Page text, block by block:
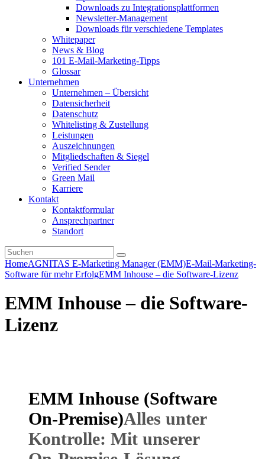
Downloads zu Integrationsplattformen
Newsletter-Management
Downloads für verschiedene Templates
Whitepaper
News & Blog
101 E-Mail-Marketing-Tipps
Glossar
Unternehmen
Unternehmen – Übersicht
Datensicherheit
Datenschutz
Whitelisting & Zustellung
Leistungen
Auszeichnungen
Mitgliedschaften & Siegel
Verified Sender
Green Mail
Karriere
Kontakt
Kontaktformular
Ansprechpartner
Standort
HomeAGNITAS E-Marketing Manager (EMM)E-Mail-Marketing-
Software für mehr ErfolgEMM Inhouse – die Software-Lizenz
EMM Inhouse – die Software-
Lizenz
EMM Inhouse (Software
On-Premise)Alles unter
Kontrolle: Mit unserer